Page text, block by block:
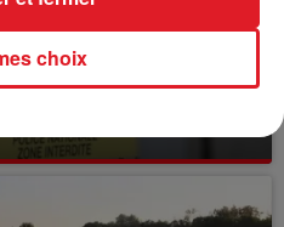
HOMICIDE
le logement servait
choix